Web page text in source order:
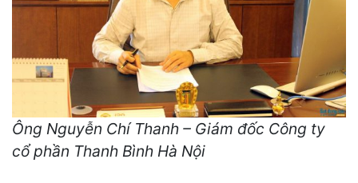
Ông Nguyễn Chí Thanh – Giám đốc Công ty
cổ phần Thanh Bình Hà Nội